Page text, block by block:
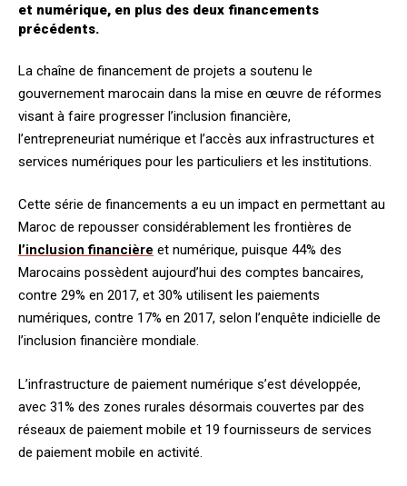
et numérique, en plus des deux financements
précédents.
La chaîne de financement de projets a soutenu le
gouvernement marocain dans la mise en œuvre de réformes
visant à faire progresser l’inclusion financière,
l’entrepreneuriat numérique et l’accès aux infrastructures et
services numériques pour les particuliers et les institutions.
Cette série de financements a eu un impact en permettant au
Maroc de repousser considérablement les frontières de
l’inclusion financière et numérique, puisque 44% des
Marocains possèdent aujourd’hui des comptes bancaires,
contre 29% en 2017, et 30% utilisent les paiements
numériques, contre 17% en 2017, selon l’enquête indicielle de
l’inclusion financière mondiale.
L’infrastructure de paiement numérique s’est développée,
avec 31% des zones rurales désormais couvertes par des
réseaux de paiement mobile et 19 fournisseurs de services
de paiement mobile en activité.